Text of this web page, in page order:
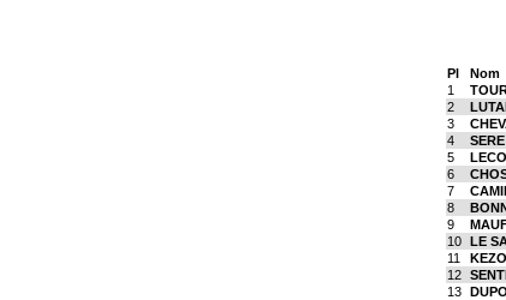
Pl Nom
1
2
3
4
5
6
7
8
9
10
LE
11
12
13